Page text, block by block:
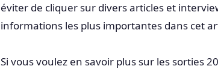
éviter de cliquer sur divers articles et
informations les plus importantes dans cet
Si vous voulez en savoir plus sur les sorties